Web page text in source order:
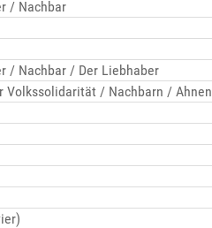
/ Nachbar
/ Nachbar / Der Liebhaber
Volkssolidarität / Nachbarn / Ahnen